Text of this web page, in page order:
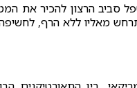
סביב הרצון להכיר את
מאליו ללא הרף,